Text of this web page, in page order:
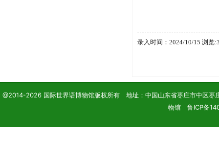
录入时间：2024/10/15 浏览
@2014-2026 国际世界语博物馆版权所有 地址：中国山东省枣庄市中区
物馆 鲁ICP备